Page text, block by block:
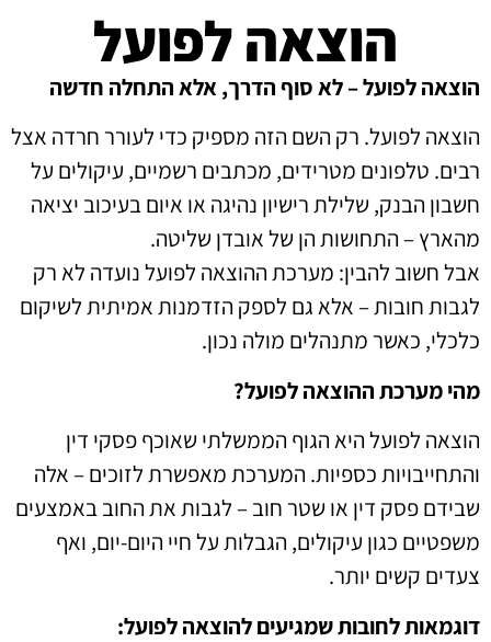
הוצאה לפועל
הוצאה לפועל – לא סוף הדרך, אלא התחלה חדשה
הוצאה לפועל. רק השם הזה מספיק כדי לעורר חרדה אצל
רבים. טלפונים מטרידים, מכתבים רשמיים, עיקולים על
חשבון הבנק, שלילת רישיון נהיגה או איום בעיכוב יציאה
מהארץ – התחושות הן של אובדן שליטה.
אבל חשוב להבין: מערכת ההוצאה לפועל נועדה לא רק
לגבות חובות – אלא גם לספק הזדמנות אמיתית לשיקום
כלכלי, כאשר מתנהלים מולה נכון.
מהי מערכת ההוצאה לפועל?
הוצאה לפועל היא הגוף הממשלתי שאוכף פסקי דין
והתחייבויות כספיות. המערכת מאפשרת לזוכים – אלה
שבידם פסק דין או שטר חוב – לגבות את החוב באמצעים
משפטיים כגון עיקולים, הגבלות על חיי היום-יום, ואף
צעדים קשים יותר.
דוגמאות לחובות שמגיעים להוצאה לפועל: